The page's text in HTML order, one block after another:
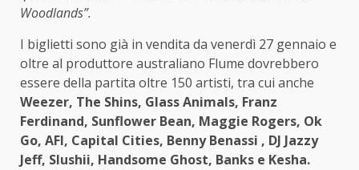
Woodlands”.
I biglietti sono già in vendita da venerdì 27 gennaio e
oltre al produttore australiano Flume dovrebbero
essere della partita oltre 150 artisti, tra cui anche
Weezer, The Shins, Glass Animals, Franz
Ferdinand, Sunflower Bean, Maggie Rogers, Ok
Go, AFI, Capital Cities, Benny Benassi , DJ Jazzy
Jeff, Slushii, Handsome Ghost, Banks e Kesha.